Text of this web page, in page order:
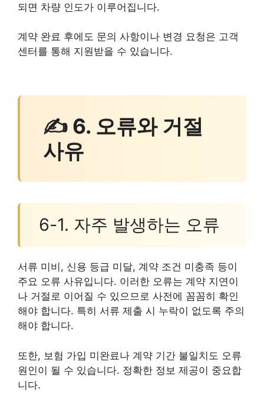
되면 차량 인도가 이루어집니다.
계약 완료 후에도 문의 사항이나 변경 요청은 고객
센터를 통해 지원받을 수 있습니다.
✍ 6. 오류와 거절
사유
6-1. 자주 발생하는 오류
서류 미비, 신용 등급 미달, 계약 조건 미충족 등이
주요 오류 사유입니다. 이러한 오류는 계약 지연이
나 거절로 이어질 수 있으므로 사전에 꼼꼼히 확인
해야 합니다. 특히 서류 제출 시 누락이 없도록 주의
해야 합니다.
또한, 보험 가입 미완료나 계약 기간 불일치도 오류
원인이 될 수 있습니다. 정확한 정보 제공이 중요합
니다.